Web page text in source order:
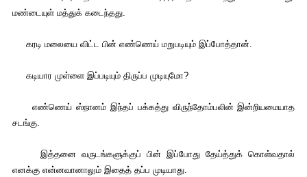
மண்டையுள் மத்துக் கடைந்தது.
கரடி மலையை விட்ட பின் எண்ணெய் மறுபடியும் இப்போத்தான்.
கடியார முள்ளை இப்படியும் திருப்ப முடியுமோ?
எண்ணெய் ஸ்நானம் இந்தப் பக்கத்து விருந்தோம்பலின் இன்றியமையாத
சடங்கு.
இத்தனை வருடங்களுக்குப் பின் இப்போது தேய்த்துக் கொள்வதால்
எனக்கு என்னவானாலும் இதைத் தப்ப முடியாது.